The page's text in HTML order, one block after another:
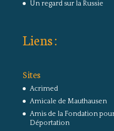
Un regard sur la Russie
Liens :
Sites
Acrimed
Amicale de Mauthausen
Amis de la Fondation
Déportation